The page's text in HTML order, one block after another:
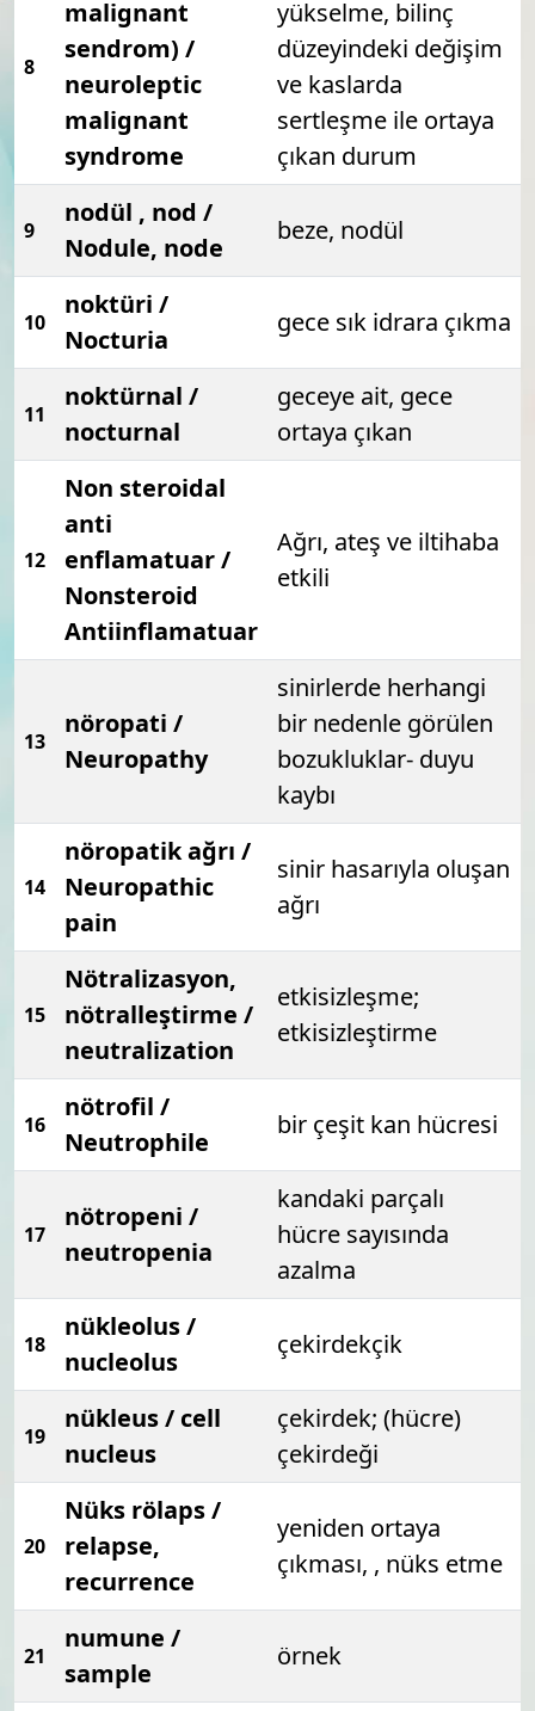
8
malignant
sendrom) /
neuroleptic
malignant
syndrome
yükselme, bilinç
düzeyindeki değişim
ve kaslarda
sertleşme ile ortaya
çıkan durum
9
nodül , nod /
Nodule, node
beze, nodül
10
noktüri /
Nocturia
gece sık idrara çıkma
11
noktürnal /
nocturnal
geceye ait, gece
ortaya çıkan
12
Non steroidal
anti
enflamatuar /
Nonsteroid
Antiinflamatuar
Ağrı, ateş ve iltihaba
etkili
13
nöropati /
Neuropathy
sinirlerde herhangi
bir nedenle görülen
bozukluklar- duyu
kaybı
14
nöropatik ağrı /
Neuropathic
pain
sinir hasarıyla oluşan
ağrı
15
Nötralizasyon,
nötralleştirme /
neutralization
etkisizleşme;
etkisizleştirme
16
nötrofil /
Neutrophile
bir çeşit kan hücresi
17
nötropeni /
neutropenia
kandaki parçalı
hücre sayısında
azalma
18
nükleolus /
nucleolus
çekirdekçik
19
nükleus / cell
nucleus
çekirdek; (hücre)
çekirdeği
20
Nüks rölaps /
relapse,
recurrence
yeniden ortaya
çıkması, , nüks etme
21
numune /
sample
örnek